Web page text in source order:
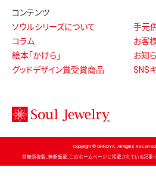
コンテンツ
ソウルシリーズについて
手元
コラム
お客
絵本「かけら」
お知
グッドデザイン賞受賞商品
SNS
Copyright © OHNOYA. All Rights
禁無断複製、無断転載、このホームページに掲載されている記事・